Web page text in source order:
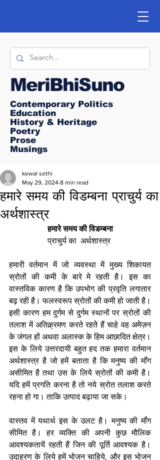
MeriBhiSuno
Contemporary Politics
Education
History & Heritage
Poetry
Prose
Musings
हमारे समय की विडम्बना प्राचुर्य का
अर्थशास्त्र
kewal sethi
May 29, 2024 8 min read
हमारे समय की विडम्बना
प्राचुर्य का  अर्थशास्त्र
हमारी वर्तमान में जो व्यवस्था में मुख्य शिकायत
स्रोतों की कमी के बारे मे रहती है। इस का
वास्तविक कारण है कि उपभोग की प्रवृति लगातार
बढ़ रही है। फलस्वरूप स्रोतों की कमी हो जाती है।
इसी कारण हम दुर्गम से दुर्गम स्थानों पर स्रोतों की
तलाश में अतिक्र्रमण करते रहतेे हैं चाहे वह अमेेज़न
के जंगल हों अथवा अलास्क के हिम आछादित क्षेत्र।
इस के लिये उत्तरदायी बहुत हद तक हमारा वर्तमान
अर्थशास्त्र है जो हमें बताता है कि मनुष्य की मॉंग
असीमित है तथा उस के लिये स्रोतों की कमी है।
यदि हमें प्रगति करना है तो नये स्रोत तलाश करते
रहना हो गा। ताकि उत्पाद बढ़ाया जा सके।
वास्तव में यथार्थ इस के उलट है। मनुष्य की मॉंग
सीमित है। हर व्यक्ति की अपनी कुछ मौलिक
आवश्यकतायें रहती हैं जिन की पूर्ति आवश्यक है।
उदाहरण के लिये हमें भोजन चाहिये, और इस भोजन